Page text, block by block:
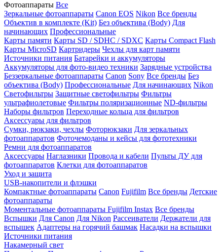
Фотоаппараты Все
Зеркальные фотоаппараты Canon EOS Nikon Все бренды
Объектив в комплекте (Kit) Без объектива (Body) Для
начинающих Профессиональные
Карты памяти Карты SD / SDHC / SDXC Карты Compact Flash
Карты MicroSD Картридеры Чехлы для карт памяти
Источники питания Батарейки и аккумуляторы
Аккумуляторы для фото-видео техники Зарядные устройства
Беззеркальные фотоаппараты Canon Sony Все бренды Без
объектива (Body) Профессиональные Для начинающих Nikon
Светофильтры Защитные светофильтры Фильтры
ультрафиолетовые Фильтры поляризационные ND-фильтры
Наборы фильтров Переходные кольца для фильтров
Аксессуары для фильтров
Сумки, рюкзаки, чехлы Фоторюкзаки Для зеркальных
фотоаппаратов Фоточемоданы и кейсы для фототехники
Ремни для фотоаппаратов
Аксессуары Наглазники Провода и кабели Пульты ДУ для
фотоаппаратов Клетки для фотоаппаратов
Уход и защита
USB-накопители и флэшки
Компактные фотоаппараты Canon Fujifilm Все бренды Детские
фотоаппараты
Моментальные фотоаппараты Fujifilm Instax Все бренды
Вспышки Для Canon Для Nikon Рассеиватели Держатели для
вспышек Адаптеры на горячий башмак Насадки на вспышки
Источники питания
Накамерный свет